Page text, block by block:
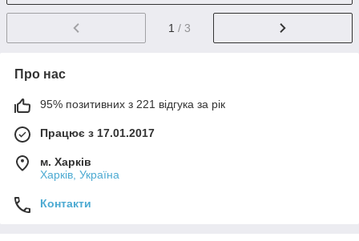
1 / 3
Про нас
95% позитивних з 221 відгука за рік
Працює з 17.01.2017
м. Харків
Харків, Україна
Контакти